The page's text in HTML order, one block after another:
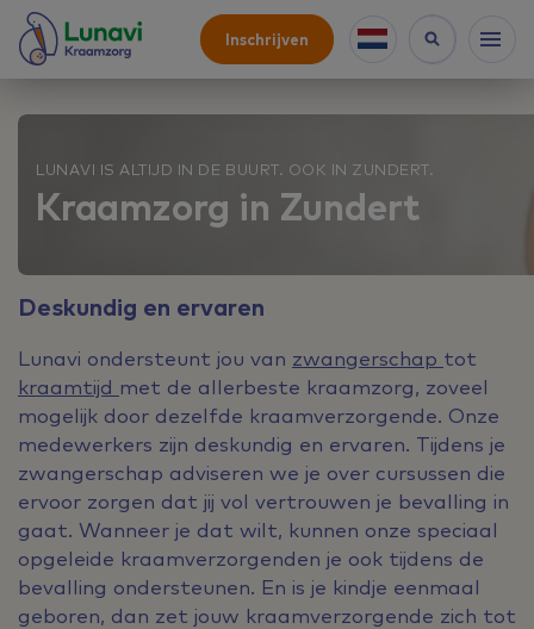
Inschrijven
LUNAVI IS ALTIJD IN DE BUURT. OOK IN ZUNDERT.
Kraamzorg in Zundert
Deskundig en ervaren
Lunavi ondersteunt jou van zwangerschap tot
kraamtijd met de allerbeste kraamzorg, zoveel
mogelijk door dezelfde kraamverzorgende. Onze
medewerkers zijn deskundig en ervaren. Tijdens je
zwangerschap adviseren we je over cursussen die
ervoor zorgen dat jij vol vertrouwen je bevalling in
gaat. Wanneer je dat wilt, kunnen onze speciaal
opgeleide kraamverzorgenden je ook tijdens de
bevalling ondersteunen. En is je kindje eenmaal
geboren, dan zet jouw kraamverzorgende zich tot